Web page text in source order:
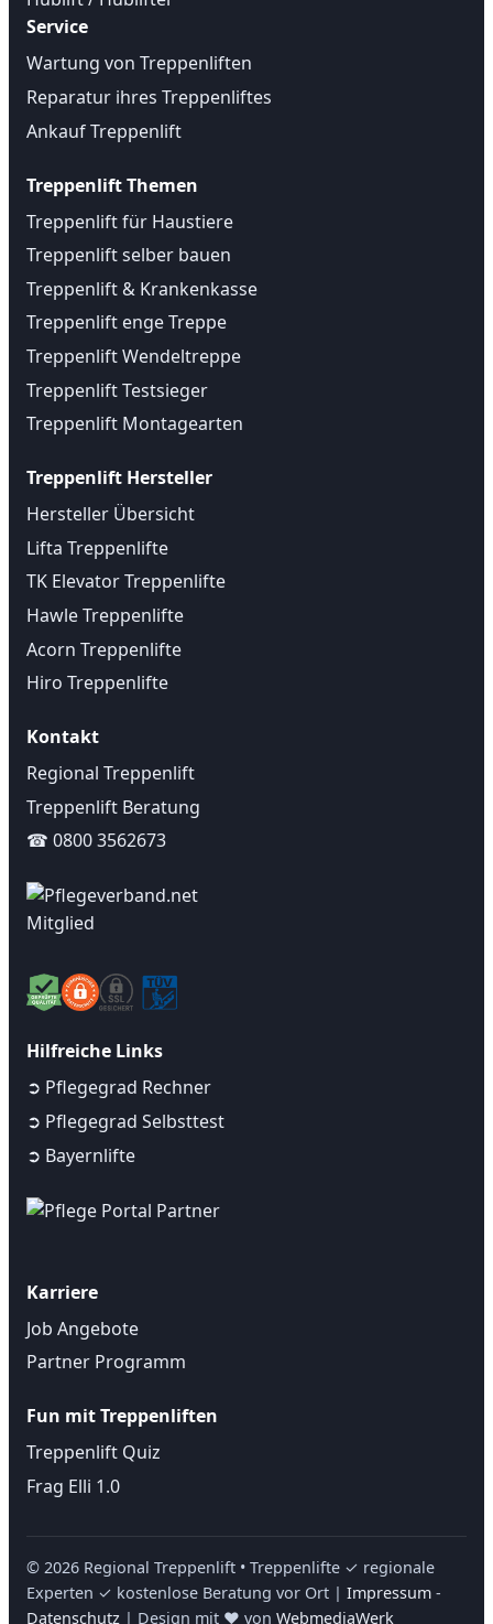
Service
Wartung von Treppenliften
Reparatur ihres Treppenliftes
Ankauf Treppenlift
Treppenlift Themen
Treppenlift für Haustiere
Treppenlift selber bauen
Treppenlift & Krankenkasse
Treppenlift enge Treppe
Treppenlift Wendeltreppe
Treppenlift Testsieger
Treppenlift Montagearten
Treppenlift Hersteller
Hersteller Übersicht
Lifta Treppenlifte
TK Elevator Treppenlifte
Hawle Treppenlifte
Acorn Treppenlifte
Hiro Treppenlifte
Kontakt
Regional Treppenlift
Treppenlift Beratung
☎ 0800 3562673
Hilfreiche Links
➲ Pflegegrad Rechner
➲ Pflegegrad Selbsttest
➲ Bayernlifte
Karriere
Job Angebote
Partner Programm
Fun mit Treppenliften
Treppenlift Quiz
Frag Elli 1.0
© 2026 Regional Treppenlift • Treppenlifte ✓ regionale
Experten ✓ kostenlose Beratung vor Ort | Impressum -
Datenschutz | Design mit ❤ von WebmediaWerk